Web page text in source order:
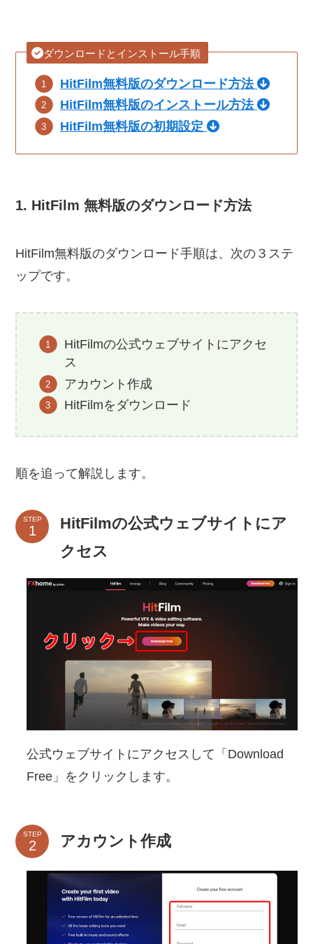
ダウンロードとインストール手順
HitFilm無料版のダウンロード方法
HitFilm無料版のインストール方法
HitFilm無料版の初期設定
1. HitFilm 無料版のダウンロード方法
HitFilm無料版のダウンロード手順は、次の３ステ
ップです。
HitFilmの公式ウェブサイトにアクセ
ス
アカウント作成
HitFilmをダウンロード
順を追って解説します。
STEP
HitFilmの公式ウェブサイトにア
クセス
公式ウェブサイトにアクセスして「Download
Free」をクリックします。
STEP アカウント作成